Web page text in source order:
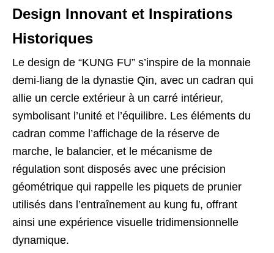
Design Innovant et Inspirations
Historiques
Le design de “KUNG FU” s’inspire de la monnaie
demi-liang de la dynastie Qin, avec un cadran qui
allie un cercle extérieur à un carré intérieur,
symbolisant l’unité et l’équilibre. Les éléments du
cadran comme l’affichage de la réserve de
marche, le balancier, et le mécanisme de
régulation sont disposés avec une précision
géométrique qui rappelle les piquets de prunier
utilisés dans l’entraînement au kung fu, offrant
ainsi une expérience visuelle tridimensionnelle
dynamique.